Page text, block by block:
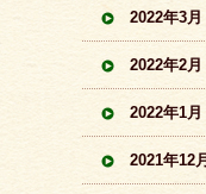
2022年3月
2022年2月
2022年1月
2021年12月